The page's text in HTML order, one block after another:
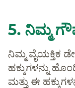
5. ನಿಮ್ಮ
ನಿಮ್ಮ ವೈಯಕ್ತಿಕ
ಹಕ್ಕುಗಳನ್ನು
ಮತ್ತು ಈ